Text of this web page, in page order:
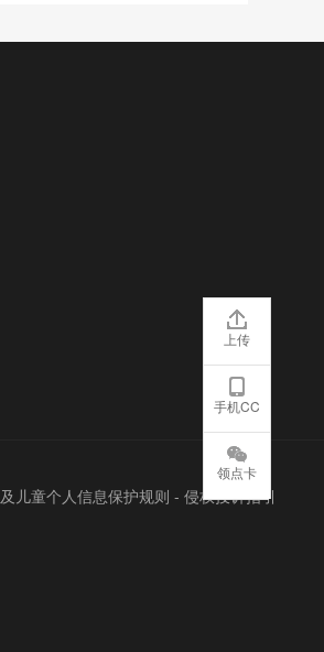
儿童个人信息保护规则 - 侵权投诉指引
上传
手机CC
领点卡